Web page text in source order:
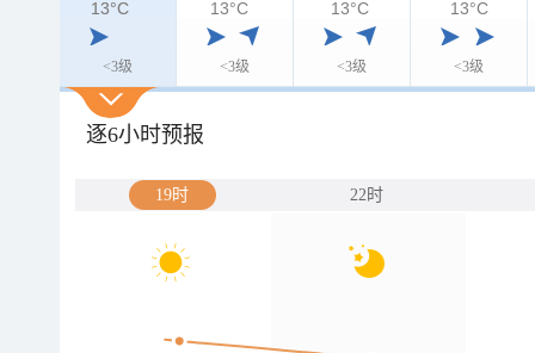
<3级 <3级 <3级 <3级
13°C
13°C 13°C 13°C 13°C
逐6小时预报
19时 22时